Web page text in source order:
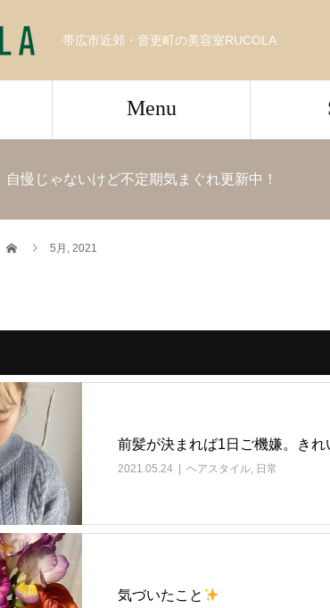
帯広市近郊・音更町の美容室RUCOLA
Menu
自慢じゃないけど不定期気まぐれ更新中！
5月, 2021
前髪が決まれば1日ご機嫌。きれ
2021.05.24 ヘアスタイル, 日常
気づいたこと